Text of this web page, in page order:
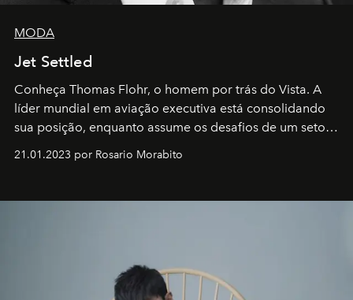
MODA
Jet Settled
Conheça Thomas Flohr, o homem por trás do Vista. A
líder mundial em aviação executiva está consolidando
sua posição, enquanto assume os desafios de um setor
em rápida evolução e redefinindo o conceito de luxo
21.01.2023 por Rosario Morabito